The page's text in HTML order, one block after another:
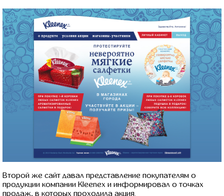
Второй же сайт давал представление покупателям о
продукции компании Kleenex и информировал о точках
продаж, в которых проходила акция.